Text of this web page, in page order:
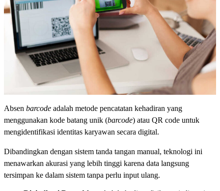
Absen barcode adalah metode pencatatan kehadiran yang
menggunakan kode batang unik (barcode) atau QR code untuk
mengidentifikasi identitas karyawan secara digital.
Dibandingkan dengan sistem tanda tangan manual, teknologi ini
menawarkan akurasi yang lebih tinggi karena data langsung
tersimpan ke dalam sistem tanpa perlu input ulang.